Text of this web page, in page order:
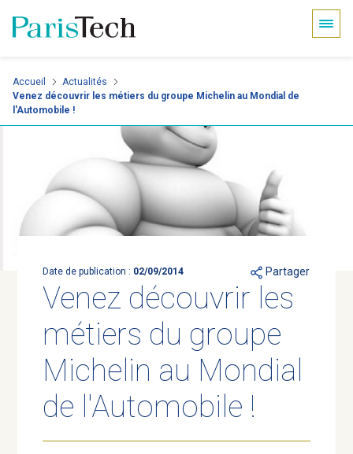
Aller
contenu
Accueil
Actualités
Venez découvrir les métiers du groupe Michelin au Mondial de
l'Automobile !
Date de publication : 02/09/2014 Partager
Venez découvrir les
métiers du groupe
Michelin au Mondial
de l'Automobile !